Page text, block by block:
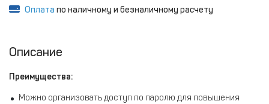
Оплата по наличному и безналичному расчету
Описание
Преимущества:
Можно организовать доступ по паролю для повышения